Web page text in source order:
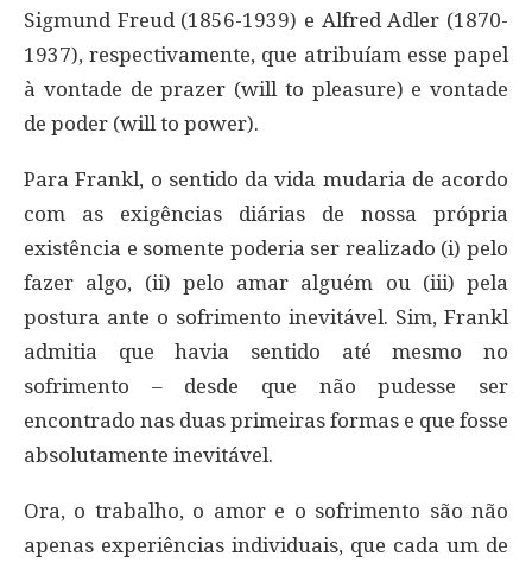
Sigmund Freud (1856-1939) e Alfred Adler (1870-
1937), respectivamente, que atribuíam esse papel
à vontade de prazer (will to pleasure) e vontade
de poder (will to power).
Para Frankl, o sentido da vida mudaria de acordo
com as exigências diárias de nossa própria
existência e somente poderia ser realizado (i) pelo
fazer algo, (ii) pelo amar alguém ou (iii) pela
postura ante o sofrimento inevitável. Sim, Frankl
admitia que havia sentido até mesmo no
sofrimento – desde que não pudesse ser
encontrado nas duas primeiras formas e que fosse
absolutamente inevitável.
Ora, o trabalho, o amor e o sofrimento são não
apenas experiências individuais, que cada um de